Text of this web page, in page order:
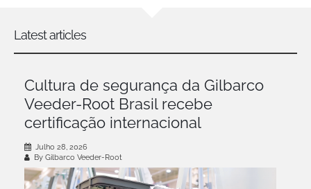
Latest articles
Cultura de segurança da Gilbarco
Veeder-Root Brasil recebe
certificação internacional
Julho 28, 2026
By Gilbarco Veeder-Root